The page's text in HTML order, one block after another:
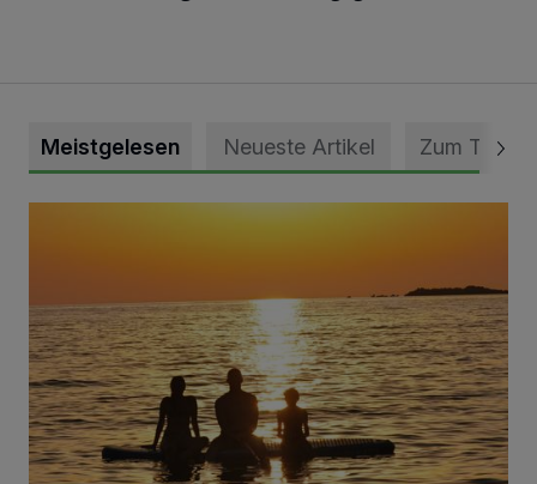
Meistgelesen Neueste Artikel Zum Thema
Die schönsten Sommermomente gesucht